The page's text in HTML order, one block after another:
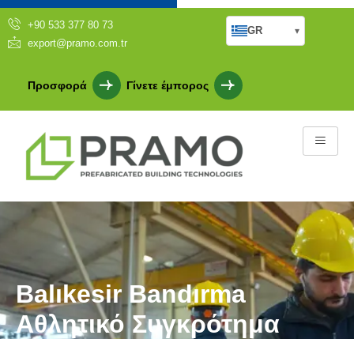
+90 533 377 80 73
export@pramo.com.tr
Προσφορά Γίνετε έμπορος
GR ▾
Balıkesir Bandırma
Αθλητικό Συγκρότημα